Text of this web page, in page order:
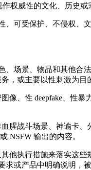
权威性的文化、历史或
可受保护、不侵权、
场景、物品和其他合
，或主要以性刺激为目
、性 deepfake、性暴
腥战斗场景、神谕卡
NSFW 输出的内容。
他执行措施来落实这
或产品中明确说明，